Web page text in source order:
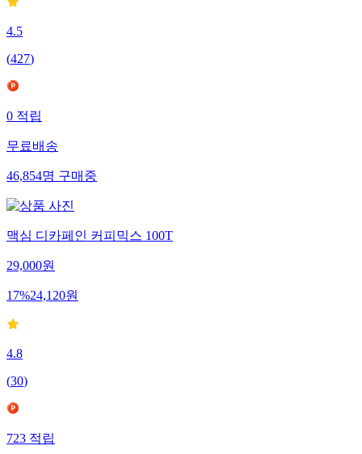
4.5
(427)
0적립
무료배송
46,854명구매중
맥심 디카페인 커피믹스 100T
29,000원
17%24,120원
4.8
(30)
723적립